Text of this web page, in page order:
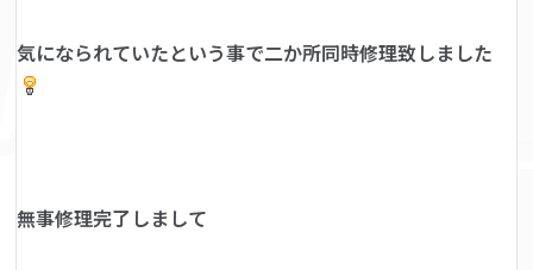
気になられていたという事で二か所同時修理致しました
無事修理完了しまして